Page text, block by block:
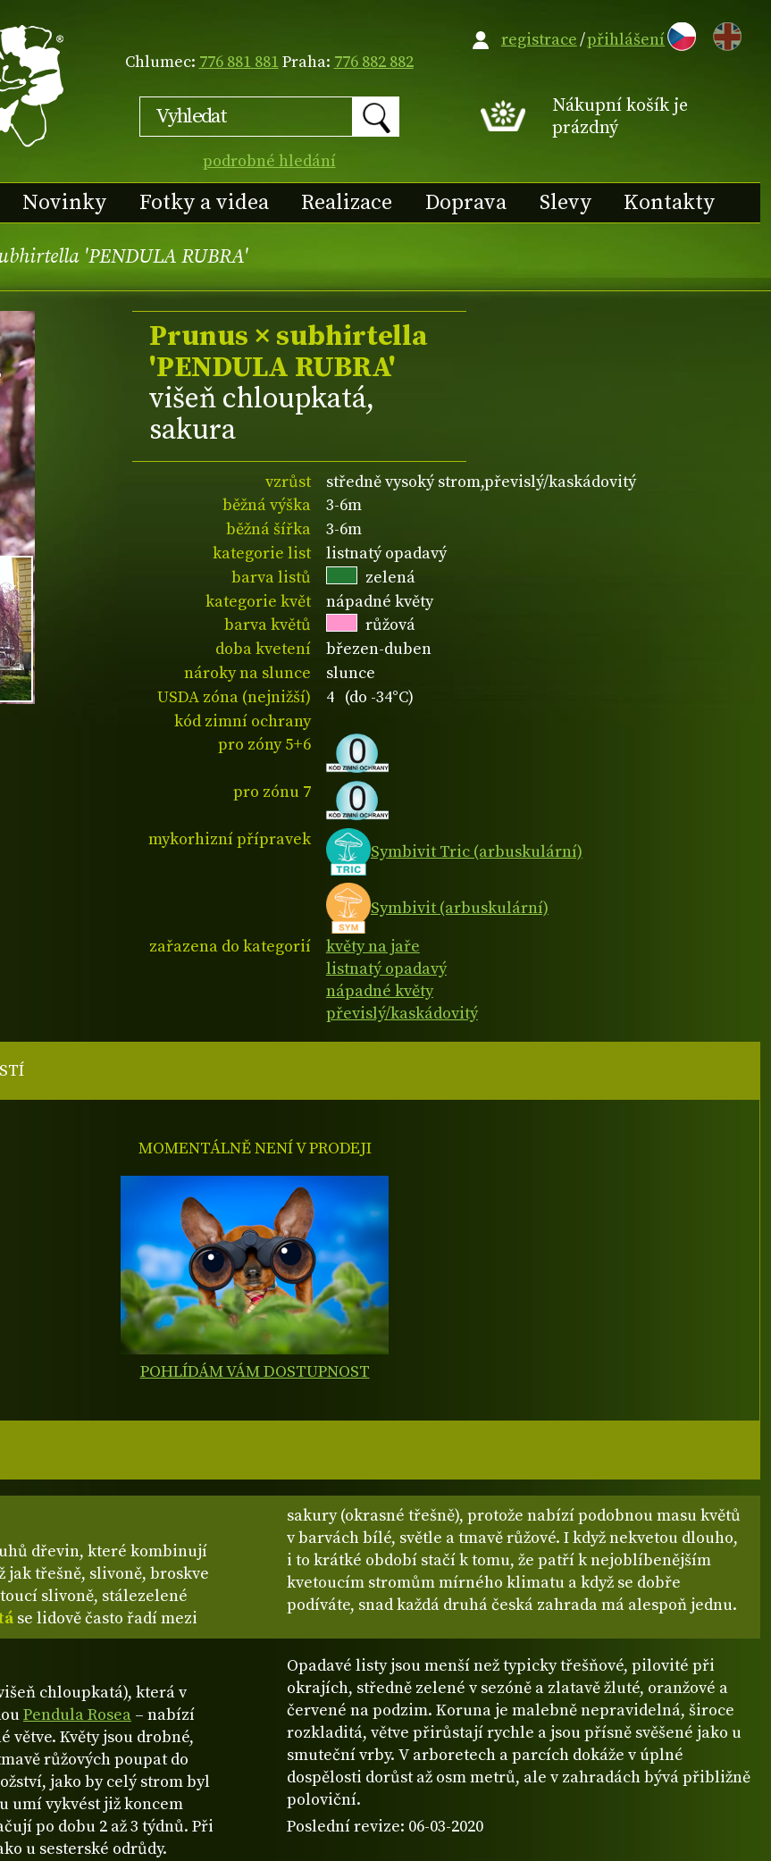
Chlumec: 776 881 881Praha: 776 882 882
podrobné hledání
EN
Nákupní košík je
prázdný
Novinky Fotky a videa Realizace Doprava Slevy Kontakty
registrace/přihlášení
'PENDULA RUBRA'
Prunus × subhirtella
'PENDULA RUBRA'
višeň chloupkatá,
sakura
vzrůst
středně vysoký strom,převislý/kaskádovitý
běžná výška
3-6m
běžná šířka
3-6m
kategorie list
listnatý opadavý
barva listů
zelená
kategorie květ
nápadné květy
barva květů
růžová
doba kvetení
březen-duben
nároky na slunce
slunce
USDA zóna (nejnižší)
4 (do -34°C)
kód zimní ochrany
pro zóny 5+6
pro zónu 7
mykorhizní přípravek
Symbivit Tric (arbuskulární)
Symbivit (arbuskulární)
zařazena do kategorií
květy na jaře
listnatý opadavý
nápadné květy
převislý/kaskádovitý
dřevin, které kombinují
jak třešně, slivoně, broskve
slivoně, stálezelené
se lidově často řadí mezi
sakury (okrasné třešně), protože nabízí podobnou masu květů
v barvách bílé, světle a tmavě růžové. I když nekvetou dlouho,
i to krátké období stačí k tomu, že patří k nejoblíbenějším
kvetoucím stromům mírného klimatu a když se dobře
podíváte, snad každá druhá česká zahrada má alespoň jednu.
chloupkatá), která v
Pendula Rosea – nabízí
větve. Květy jsou drobné,
růžových poupat do
jako by celý strom byl
umí vykvést již koncem
po dobu 2 až 3 týdnů. Při
u sesterské odrůdy.
Opadavé listy jsou menší než typicky třešňové, pilovité při
okrajích, středně zelené v sezóně a zlatavě žluté, oranžové a
červené na podzim. Koruna je malebně nepravidelná, široce
rozkladitá, větve přirůstají rychle a jsou přísně svěšené jako u
smuteční vrby. V arboretech a parcích dokáže v úplné
dospělosti dorůst až osm metrů, ale v zahradách bývá přibližně
poloviční.
Poslední revize: 06-03-2020
MOMENTÁLNĚ NENÍ V PRODEJI
POHLÍDÁM VÁM DOSTUPNOST